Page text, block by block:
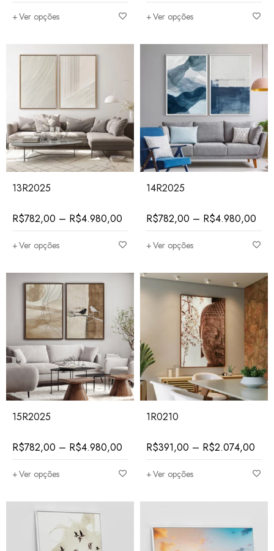
Ver opções Ver opções
13R2025
R$782,00 – R$4.980,00
Ver opções
14R2025
R$782,00 – R$4.980,00
Ver opções
15R2025
R$782,00 – R$4.980,00
Ver opções
1R0210
R$391,00 – R$2.074,00
Ver opções